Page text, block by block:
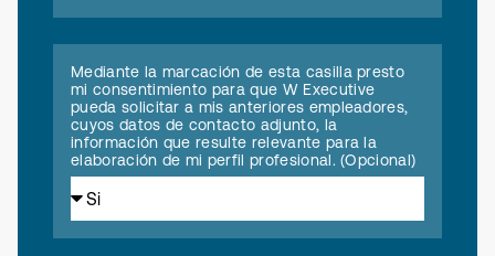
Mediante la marcación de esta casilla presto
mi consentimiento para que W Executive
pueda solicitar a mis anteriores empleadores,
cuyos datos de contacto adjunto, la
información que resulte relevante para la
elaboración de mi perfil profesional. (Opcional)